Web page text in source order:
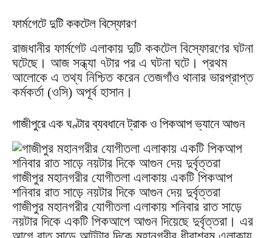
ফার্মগেটে দুটি ককটেল বিস্ফোরণ
রাজধানীর ফার্মগেট এলাকায় দুটি ককটেল বিস্ফোরণের ঘটনা
ঘটেছে। আজ সন্ধ্যা ৭টার পর এ ঘটনা ঘটে। প্রথম
আলোকে এ তথ্য নিশ্চিত করেন তেজগাঁও থানার ভারপ্রাপ্ত
কর্মকর্তা (ওসি) অপূর্ব হাসান।
গাজীপুরে এক ঘণ্টার ব্যবধানে ট্রাক ও পিকআপ ভ্যানে আগুন
গাজীপুর মহানগরীর যোগীতলা এলাকায় একটি পিকআপ
শনিবার রাত সাড়ে নয়টার দিকে আগুন দেয় দুর্বৃত্তরা
গাজীপুর মহানগরীর যোগীতলা এলাকায় শনিবার রাত সাড়ে
নয়টার দিকে একটি পিকআপে আগুন দিয়েছে দুর্বৃত্তরা। এর